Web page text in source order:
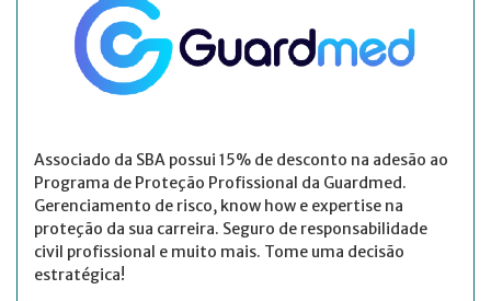
Associado da SBA possui 15% de desconto na adesão ao
Programa de Proteção Profissional da Guardmed.
Gerenciamento de risco, know how e expertise na
proteção da sua carreira. Seguro de responsabilidade
civil profissional e muito mais. Tome uma decisão
estratégica!